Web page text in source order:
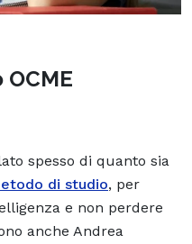
OCME
spesso di quanto sia
di studio, per
e non perdere
anche Andrea